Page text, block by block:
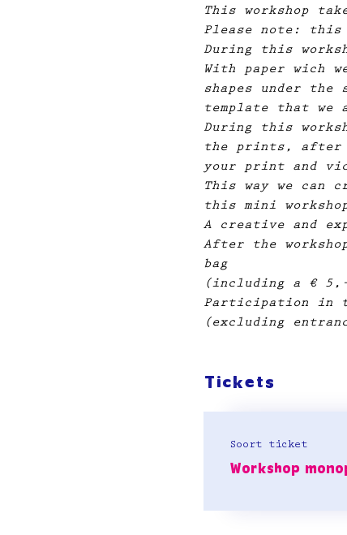
This workshop
Please note: this
During this
With paper wich
shapes under
template that we
During this
the prints, after
your print and
This way we can
this mini
A creative and
After the
bag
(including a €
Participation in
(excluding
Tickets
Soort ticket
Workshop